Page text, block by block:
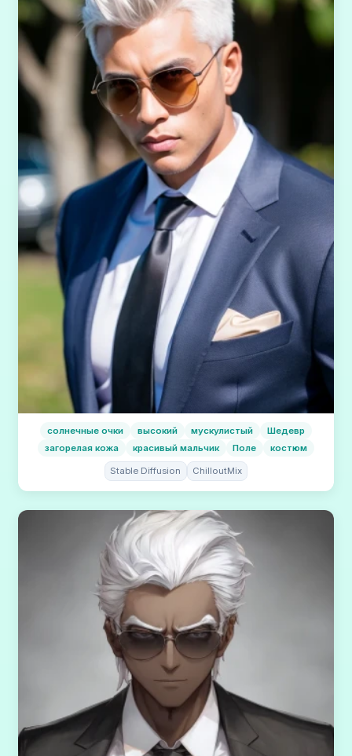
солнечные очки высокий мускулистый
Шедевр
загорелая кожа
красивый мальчик Поле костюм
Stable Diffusion ChilloutMix